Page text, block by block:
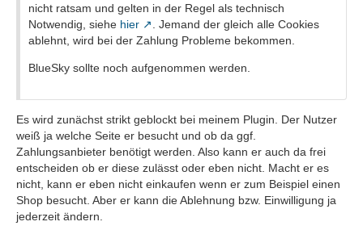
nicht ratsam und gelten in der Regel als technisch
Notwendig, siehe hier
. Jemand der gleich alle Cookies
ablehnt, wird bei der Zahlung Probleme bekommen.
BlueSky sollte noch aufgenommen werden.
Es wird zunächst strikt geblockt bei meinem Plugin. Der Nutzer
weiß ja welche Seite er besucht und ob da ggf.
Zahlungsanbieter benötigt werden. Also kann er auch da frei
entscheiden ob er diese zulässt oder eben nicht. Macht er es
nicht, kann er eben nicht einkaufen wenn er zum Beispiel einen
Shop besucht. Aber er kann die Ablehnung bzw. Einwilligung ja
jederzeit ändern.